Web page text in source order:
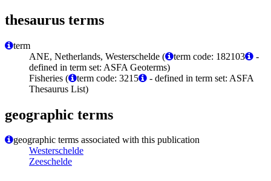
thesaurus terms
term
ANE, Netherlands, Westerschelde (
term code: 182103
-
defined in term set: ASFA Geoterms)
Fisheries (
term code: 3215
- defined in term set: ASFA
Thesaurus List)
geographic terms
geographic terms associated with this publication
Westerschelde
Zeeschelde